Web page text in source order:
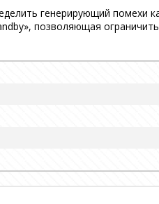
генерирующий помехи
позволяющая